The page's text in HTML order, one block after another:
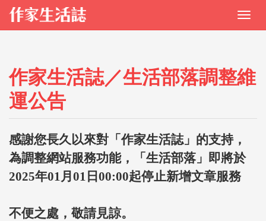
作家生活誌／生活部落調整維
運公告
感謝您長久以來對「作家生活誌」的支持，
為調整網站服務功能，「生活部落」即將於
2025年01月01日00:00起停止新增文章服務
不便之處，敬請見諒。